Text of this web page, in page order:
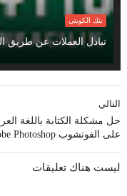
بنك الكويتي
تبادل العملات عن طريق
التالي
حل مشكلة الكتابة باللغة
على الفوتشوب Adobe Photoshop
ليست هناك تعليقات